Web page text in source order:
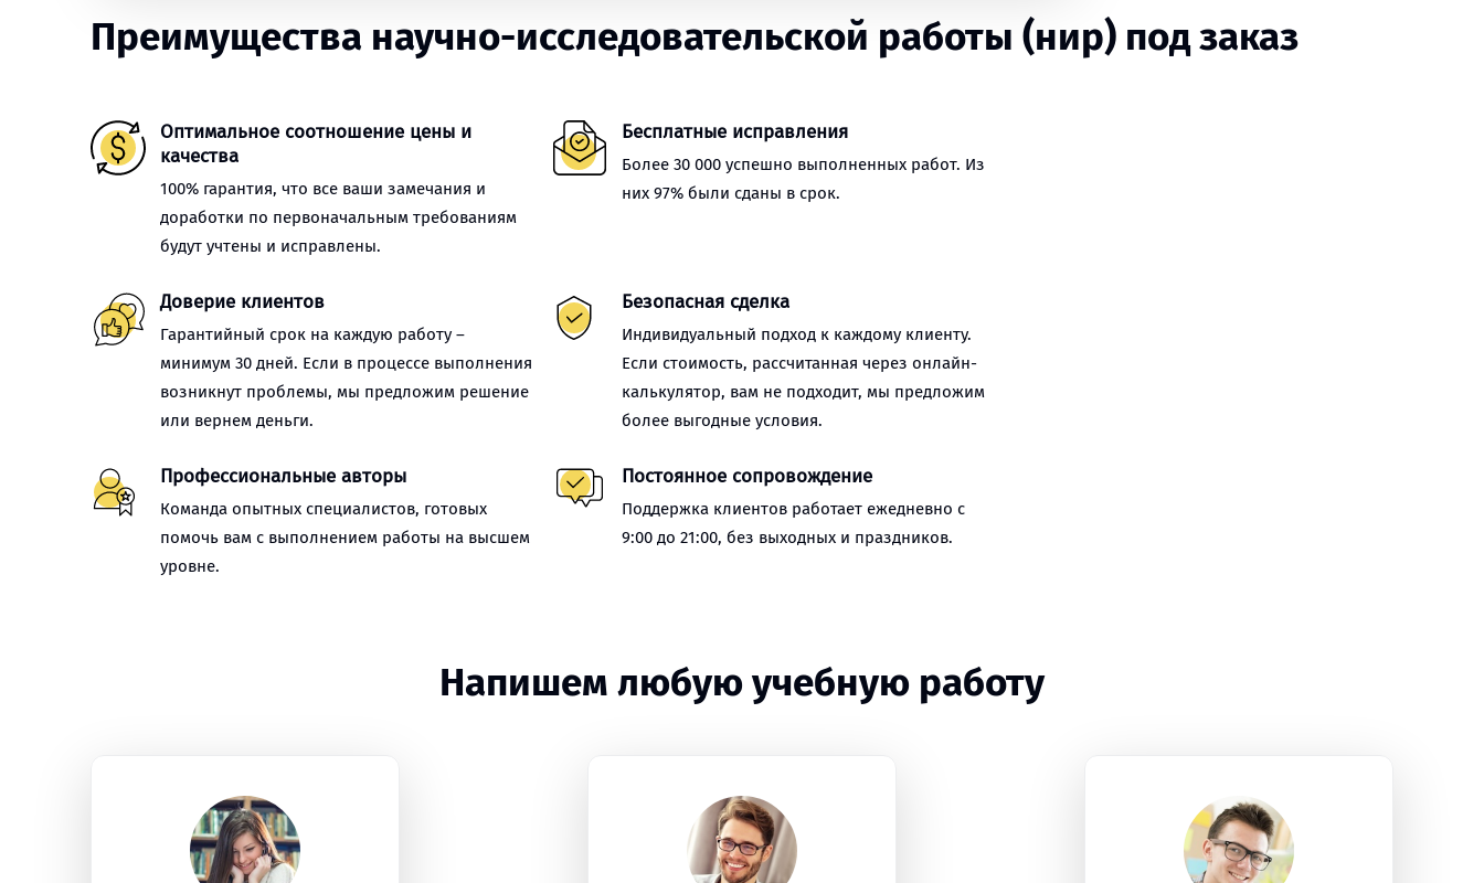
Преимущества научно-исследовательской работы (нир) под заказ
Оптимальное соотношение цены и
качества
100% гарантия, что все ваши замечания и
доработки по первоначальным требованиям
будут учтены и исправлены.
Бесплатные исправления
Более 30 000 успешно выполненных работ. Из
них 97% были сданы в срок.
Доверие клиентов
Гарантийный срок на каждую работу –
минимум 30 дней. Если в процессе выполнения
возникнут проблемы, мы предложим решение
или вернем деньги.
Безопасная сделка
Индивидуальный подход к каждому клиенту.
Если стоимость, рассчитанная через онлайн-
калькулятор, вам не подходит, мы предложим
более выгодные условия.
Профессиональные авторы
Команда опытных специалистов, готовых
помочь вам с выполнением работы на высшем
уровне.
Постоянное сопровождение
Поддержка клиентов работает ежедневно с
9:00 до 21:00, без выходных и праздников.
Напишем любую учебную работу